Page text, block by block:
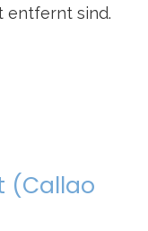
entfernt sind.
(Callao